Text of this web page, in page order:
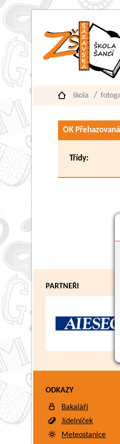
škola
OK
Třídy:
PARTNEŘI
ODKAZY
Bakaláři
Jídelníček
Meteostanice